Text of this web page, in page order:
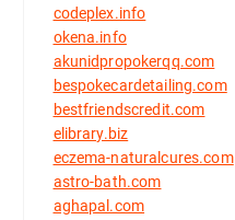
codeplex.info
okena.info
akunidpropokerqq.com
bespokecardetailing.com
bestfriendscredit.com
elibrary.biz
eczema-naturalcures.com
astro-bath.com
aghapal.com